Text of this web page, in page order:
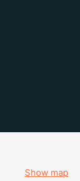
Show map